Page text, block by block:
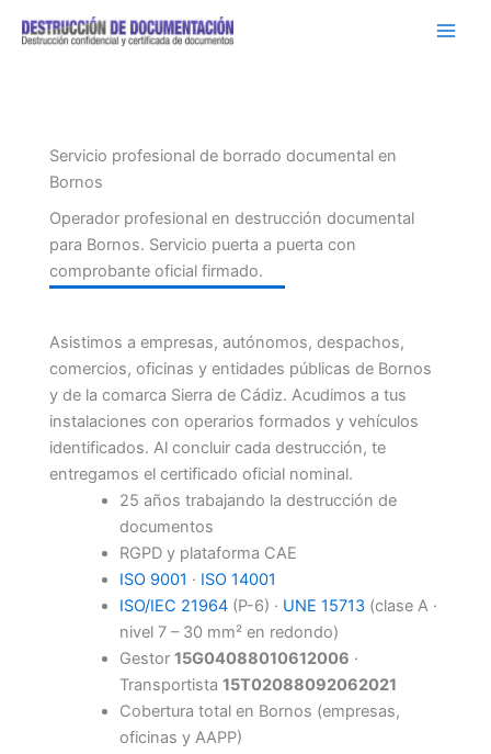
Servicio profesional de borrado documental en
Bornos
Operador profesional en destrucción documental
para Bornos. Servicio puerta a puerta con
comprobante oficial firmado.
Asistimos a empresas, autónomos, despachos,
comercios, oficinas y entidades públicas de Bornos
y de la comarca Sierra de Cádiz. Acudimos a tus
instalaciones con operarios formados y vehículos
identificados. Al concluir cada destrucción, te
entregamos el certificado oficial nominal.
25 años trabajando la destrucción de
documentos
RGPD y plataforma CAE
ISO 9001 · ISO 14001
ISO/IEC 21964(P-6) · UNE 15713(clase A ·
nivel 7 – 30 mm² en redondo)
Gestor 15G04088010612006 ·
Transportista 15T02088092062021
Cobertura total en Bornos (empresas,
oficinas y AAPP)